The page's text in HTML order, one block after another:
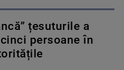
țesuturile a
persoane în